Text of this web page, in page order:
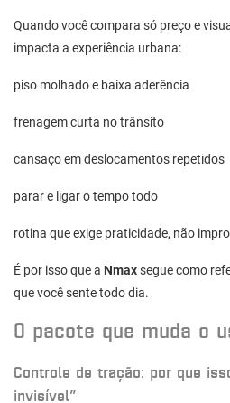
Quando você compara só preço e
impacta a experiência urbana:
piso molhado e baixa aderência
frenagem curta no trânsito
cansaço em deslocamentos repetidos
parar e ligar o tempo todo
rotina que exige praticidade, não
É por isso que a Nmaxsegue como
que você sente todo dia.
O pacote que muda o
Controle de tração: por que
invisível”